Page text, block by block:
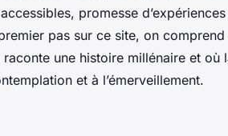
promesse
pas sur ce site, on comprend
une histoire millénaire et où
et à l’émerveillement.